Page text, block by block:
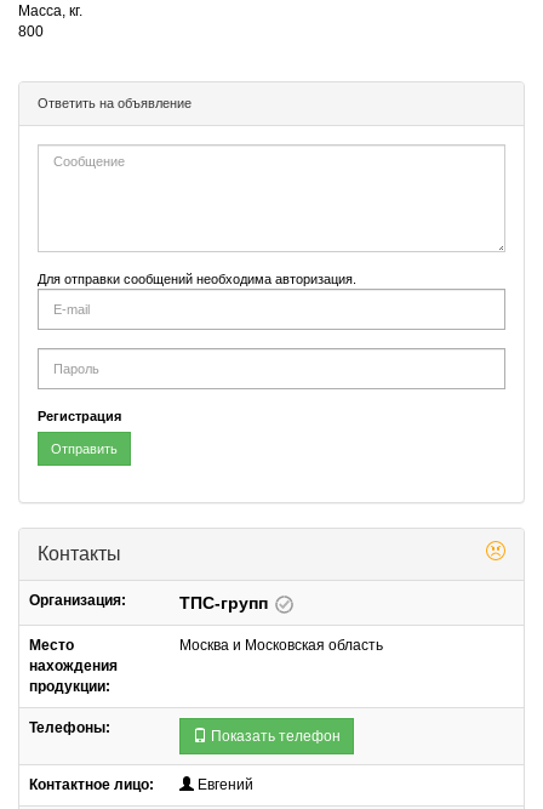
Масса, кг.
800
Ответить на объявление
Для отправки сообщений необходима авторизация.
mail
Регистрация
Отправить
Контакты
Организация: ТПС-групп
Место
нахождения
продукции:
Москва и Московская область
Телефоны: Показать телефон
Контактное лицо: Евгений